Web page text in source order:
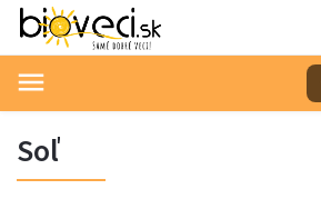
Soľ